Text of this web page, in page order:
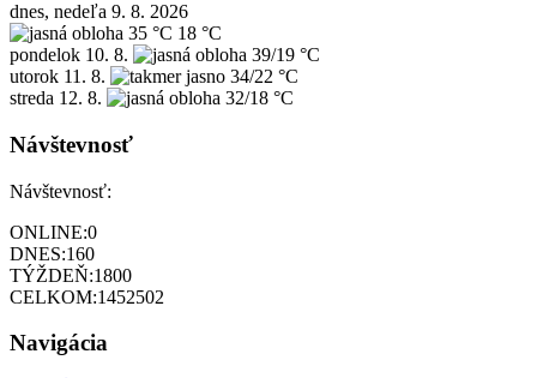
dnes, nedeľa 9. 8. 2026
35 °C 18 °C
pondelok 10. 8.
39/19 °C
utorok 11. 8.
34/22 °C
streda 12. 8. 32/18 °C
Návštevnosť
Návštevnosť:
ONLINE:0
DNES:160
TÝŽDEŇ:1800
CELKOM:1452502
Navigácia